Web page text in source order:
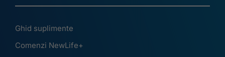
Ghid suplimente
Comenzi NewLife+